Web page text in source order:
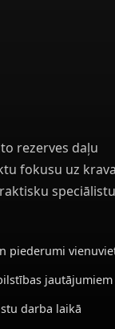
rezerves daļu
fokusu uz
speciālistu
piederumi
jautājumiem
darba laikā